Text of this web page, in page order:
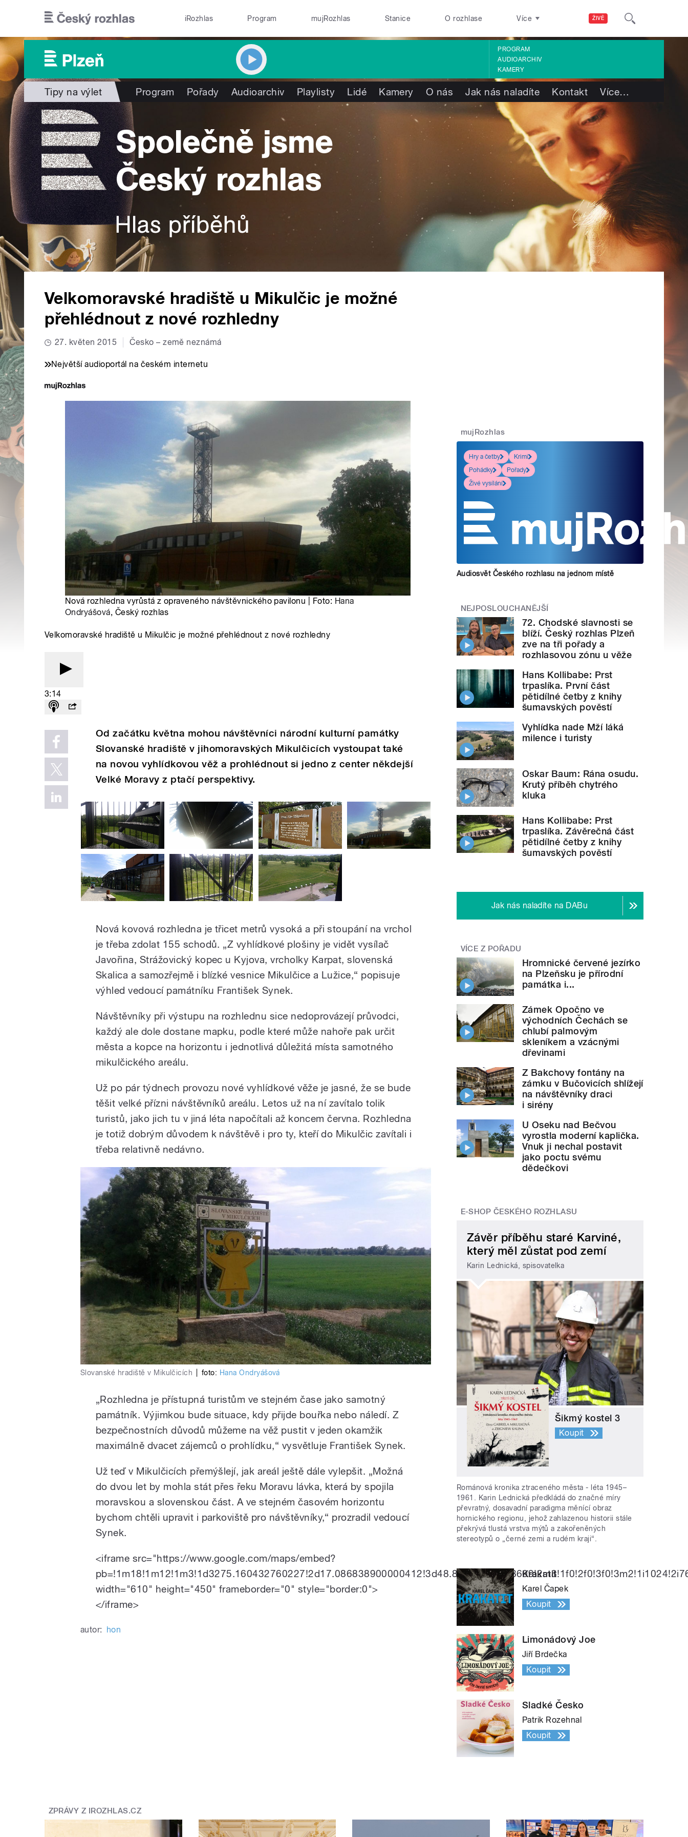
ŽIVĚ
iRozhlas Program mujRozhlas Stanice O rozhlase Více
PROGRAM
AUDIOARCHIV
KAMERY
Tipy na výlet Program Pořady Audioarchiv Playlisty Lidé Kamery O nás Jak nás naladíte Kontakt Více…
Velkomoravské hradiště u Mikulčic je možné
přehlédnout z nové rozhledny
27. květen 2015 Česko – země neznámá
Největší audioportál na českém internetu
Nová rozhledna vyrůstá z opraveného návštěvnického pavilonu | Foto: Hana
Ondryášová, Český rozhlas
Velkomoravské hradiště u Mikulčic je možné přehlédnout z nové rozhledny
3:14
Od začátku května mohou návštěvníci národní kulturní památky
Slovanské hradiště v jihomoravských Mikulčicích vystoupat také
na novou vyhlídkovou věž a prohlédnout si jedno z center někdejší
Velké Moravy z ptačí perspektivy.
Nová kovová rozhledna je třicet metrů vysoká a při stoupání na vrchol
je třeba zdolat 155 schodů. „Z vyhlídkové plošiny je vidět vysílač
Javořina, Strážovický kopec u Kyjova, vrcholky Karpat, slovenská
Skalica a samozřejmě i blízké vesnice Mikulčice a Lužice,“ popisuje
výhled vedoucí památníku František Synek.
Návštěvníky při výstupu na rozhlednu sice nedoprovázejí průvodci,
každý ale dole dostane mapku, podle které může nahoře pak určit
města a kopce na horizontu i jednotlivá důležitá místa samotného
mikulčického areálu.
Už po pár týdnech provozu nové vyhlídkové věže je jasné, že se bude
těšit velké přízni návštěvníků areálu. Letos už na ní zavítalo tolik
turistů, jako jich tu v jiná léta napočítali až koncem června. Rozhledna
je totiž dobrým důvodem k návštěvě i pro ty, kteří do Mikulčic zavítali i
třeba relativně nedávno.
Slovanské hradiště v Mikulčicích foto: Hana Ondryášová
„Rozhledna je přístupná turistům ve stejném čase jako samotný
památník. Výjimkou bude situace, kdy přijde bouřka nebo náledí. Z
bezpečnostních důvodů můžeme na věž pustit v jeden okamžik
maximálně dvacet zájemců o prohlídku,“ vysvětluje František Synek.
Už teď v Mikulčicích přemýšlejí, jak areál ještě dále vylepšit. „Možná
do dvou let by mohla stát přes řeku Moravu lávka, která by spojila
moravskou a slovenskou část. A ve stejném časovém horizontu
bychom chtěli upravit i parkoviště pro návštěvníky,“ prozradil vedoucí
Synek.
<iframe src="https://www.google.com/maps/embed?
width="610" height="450" frameborder="0" style="border:0">
</iframe>
autor: hon
mujRozhlas
Hry a četby
Krimi
Pohádky
Pořady
Živé vysílání
Audiosvět Českého rozhlasu na jednom místě
NEJPOSLOUCHANĚJŠÍ
72. Chodské slavnosti se
blíží. Český rozhlas Plzeň
zve na tři pořady a
rozhlasovou zónu u věže
Hans Kollibabe: Prst
trpaslíka. První část
pětidílné četby z knihy
šumavských pověstí
Vyhlídka nade Mží láká
milence i turisty
Oskar Baum: Rána osudu.
Krutý příběh chytrého
kluka
Hans Kollibabe: Prst
trpaslíka. Závěrečná část
pětidílné četby z knihy
šumavských pověstí
Jak nás naladíte na DABu
VÍCE Z POŘADU
Hromnické červené jezírko
na Plzeňsku je přírodní
památka i...
Zámek Opočno ve
východních Čechách se
chlubí palmovým
skleníkem a vzácnými
dřevinami
Z Bakchovy fontány na
zámku v Bučovicích shlížejí
na návštěvníky draci
i sirény
U Oseku nad Bečvou
vyrostla moderní kaplička.
Vnuk ji nechal postavit
jako poctu svému
dědečkovi
E-SHOP ČESKÉHO ROZHLASU
Závěr příběhu staré Karviné,
který měl zůstat pod zemí
Karin Lednická, spisovatelka
Šikmý kostel 3
Koupit
Románová kronika ztraceného města - léta 1945–
1961. Karin Lednická předkládá do značné míry
převratný, dosavadní paradigma měnící obraz
hornického regionu, jehož zahlazenou historii stále
překrývá tlustá vrstva mýtů a zakořeněných
stereotypů o „černé zemi a rudém kraji“.
Krakatit
Karel Čapek
Koupit
Limonádový Joe
Jiří Brdečka
Koupit
Sladké Česko
Patrik Rozehnal
Koupit
ZPRÁVY Z IROZHLAS.CZ